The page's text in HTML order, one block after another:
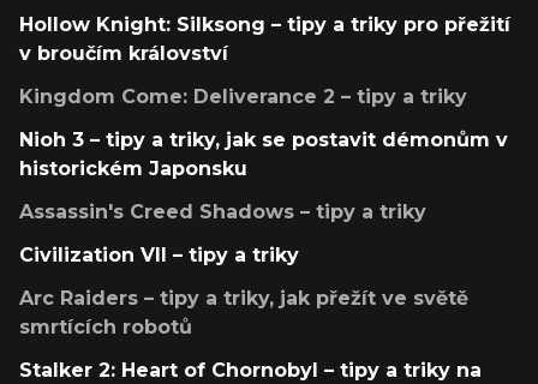
Hollow Knight: Silksong – tipy a triky pro přežití
v broučím království
Kingdom Come: Deliverance 2 – tipy a triky
Nioh 3 – tipy a triky, jak se postavit démonům v
historickém Japonsku
Assassin's Creed Shadows – tipy a triky
Civilization VII – tipy a triky
Arc Raiders – tipy a triky, jak přežít ve světě
smrtících robotů
Stalker 2: Heart of Chornobyl – tipy a triky na